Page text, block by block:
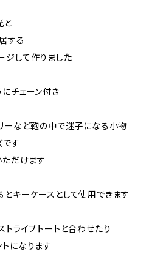
と
する
ジして作りました
チェーン付き
ーなど鞄の中で迷子になる小物
です
ただけます
キーケースとして使用できます
トライプトートと合わせたり
になります